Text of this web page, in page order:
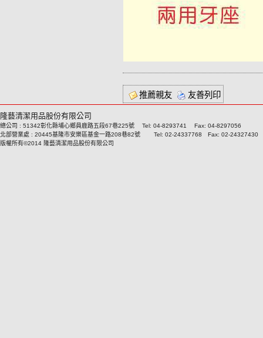
推薦親友 友善列印
隆藝清潔用品股份有限公司
總公司 : 51342彰化縣埔心鄉員鹿路五段67巷225號 Tel: 04-8293741 Fax: 04-8297056
北部營業處 : 20445基隆市安樂區基金一路208巷82號 Tel: 02-24337768 Fax: 02-24327430
版權所有©2014 隆藝清潔用品股份有限公司